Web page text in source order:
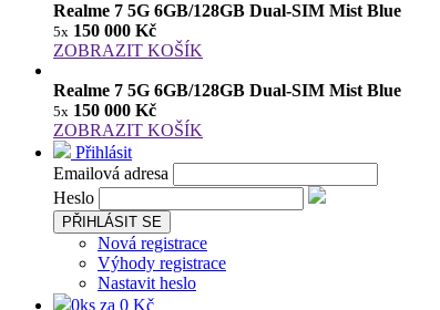
Realme 7 5G 6GB/128GB Dual-SIM Mist Blue
5x 150 000 Kč
ZOBRAZIT KOŠÍK
Realme 7 5G 6GB/128GB Dual-SIM Mist Blue
5x 150 000 Kč
ZOBRAZIT KOŠÍK
Přihlásit
Emailová adresa
Heslo
PŘIHLÁSIT SE
Nová registrace
Výhody registrace
Nastavit heslo
0ks za 0 Kč